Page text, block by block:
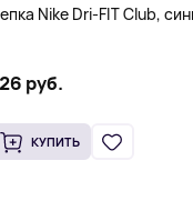
Nike Dri-FIT Club,
руб.
КУПИТЬ